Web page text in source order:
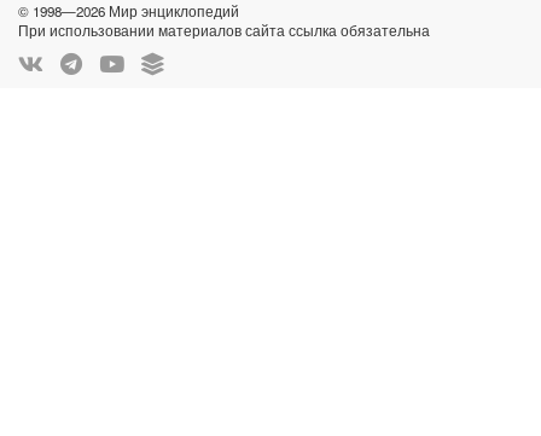
© 1998—2026 Мир энциклопедий
При использовании материалов сайта ссылка обязательна